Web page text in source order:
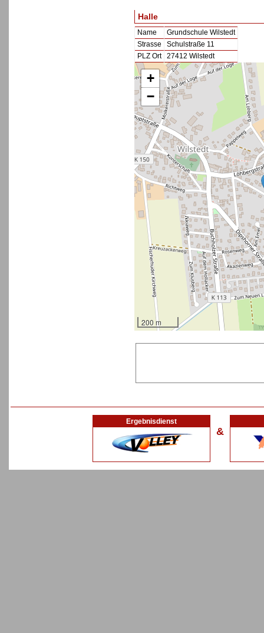
Halle
Name
Grundschule Wilstedt
Strasse
Schulstraße 11
PLZ Ort
27412 Wilstedt
+
−
200 m
Ergebnisdienst
&